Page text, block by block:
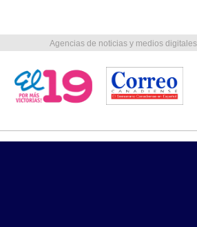
Agencias de noticias y medios digitales